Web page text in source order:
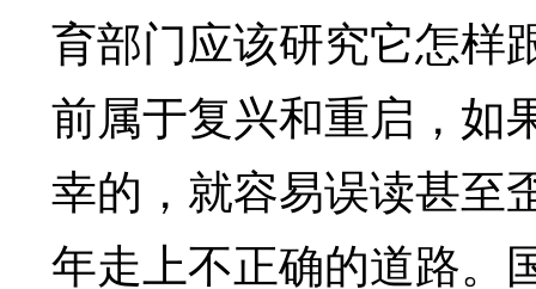
育部门应该研究它怎样
前属于复兴和重启，如
幸的，就容易误读甚至
年走上不正确的道路。